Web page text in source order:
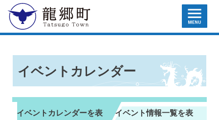
龍郷町 MENU
イベントカレンダー
イベントカレンダーを表
イベント情報一覧を表